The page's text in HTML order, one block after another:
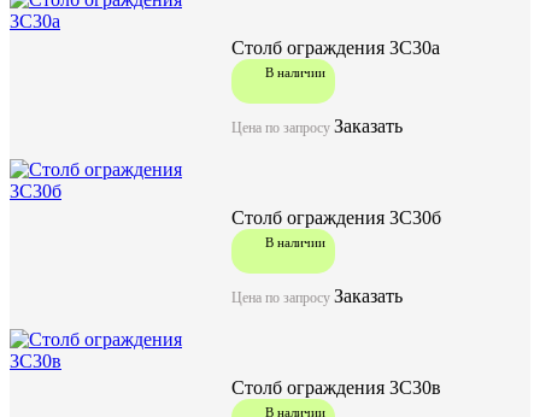
Цену уточняйте у менеджера
Заказать
В наличии
Столб ограждения 3С30а
Цена по запросу Заказать
В наличии
Столб ограждения 3С30б
Цена по запросуЗаказать
В наличии
Столб ограждения 3С30в